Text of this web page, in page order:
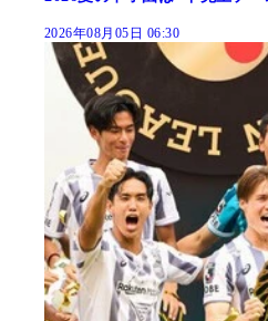
2026年08月05日 06:30